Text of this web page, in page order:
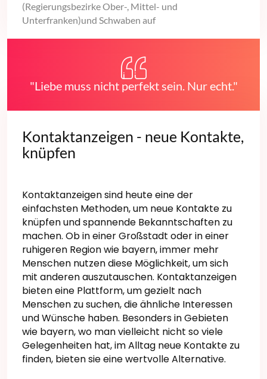
(Regierungsbezirke Ober-, Mittel- und
Unterfranken)und Schwaben auf
"Liebe muss nicht perfekt sein. Nur echt."
Kontaktanzeigen - neue Kontakte,
knüpfen
Kontaktanzeigen sind heute eine der
einfachsten Methoden, um neue Kontakte zu
knüpfen und spannende Bekanntschaften zu
machen. Ob in einer Großstadt oder in einer
ruhigeren Region wie bayern, immer mehr
Menschen nutzen diese Möglichkeit, um sich
mit anderen auszutauschen. Kontaktanzeigen
bieten eine Plattform, um gezielt nach
Menschen zu suchen, die ähnliche Interessen
und Wünsche haben. Besonders in Gebieten
wie bayern, wo man vielleicht nicht so viele
Gelegenheiten hat, im Alltag neue Kontakte zu
finden, bieten sie eine wertvolle Alternative.